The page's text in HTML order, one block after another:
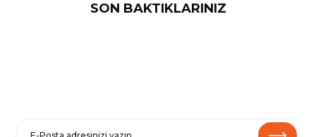
SON BAKTIKLARINIZ